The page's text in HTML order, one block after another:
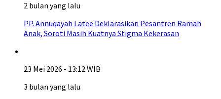
2 bulan yang lalu
PP. Annuqayah Latee Deklarasikan Pesantren Ramah
Anak, Soroti Masih Kuatnya Stigma Kekerasan
23 Mei 2026 - 13:12 WIB
3 bulan yang lalu